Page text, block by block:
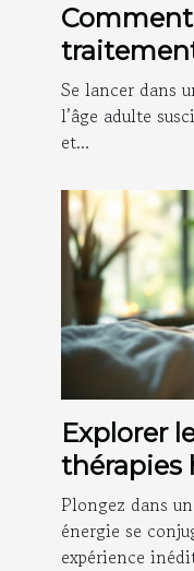
l'âge
Se lancer dans
l’âge adulte
et...
Explorer
thérapies
Plongez dans
énergie se
expérience